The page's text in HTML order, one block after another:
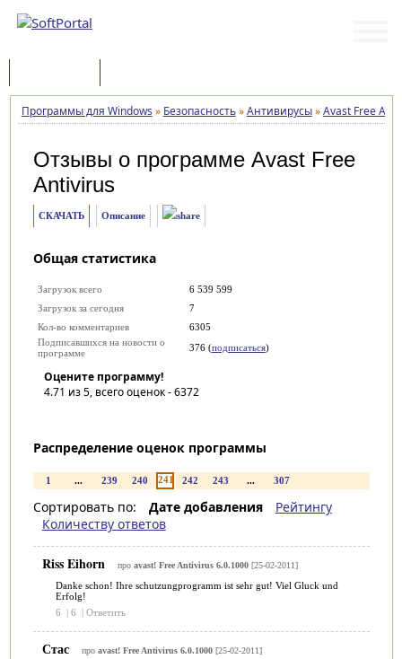
Программы для Windows » Безопасность»Антивирусы»Avast Free
Отзывы о программе Avast Free
Antivirus
СКАЧАТЬ Описание
Общая статистика
Загрузок всего
6 539 599
Загрузок за сегодня
7
Кол-во комментариев
6305
Подписавшихся на новости о
программе
376 (подписаться)
Оцените программу!
4.71 из 5, всего оценок -6372
Распределение оценок программы
1 ... 239 240 241 242 243 ... 307
Сортировать по: Дате добавления
Рейтингу
Количеству ответов
Riss Eihorn про avast! Free Antivirus 6.0.1000[25-02-2011]
Danke schon! Ihre schutzungprogramm ist sehr gut! Viel Gluck und
Erfolg!
6
| 6 | Ответить
Стас про avast! Free Antivirus 6.0.1000[25-02-2011]